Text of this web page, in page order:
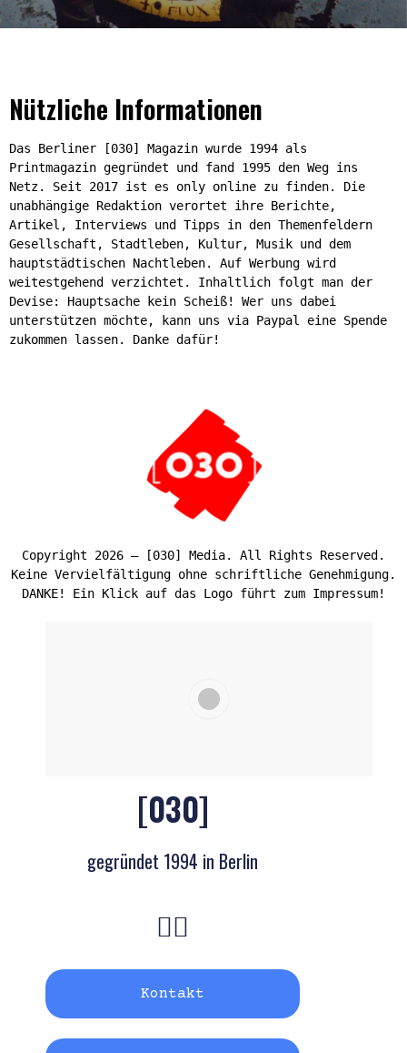
Nützliche Informationen
Das Berliner [030] Magazin wurde 1994 als
Printmagazin gegründet und fand 1995 den Weg ins
Netz. Seit 2017 ist es only online zu finden. Die
unabhängige Redaktion verortet ihre Berichte,
Artikel, Interviews und Tipps in den Themenfeldern
Gesellschaft, Stadtleben, Kultur, Musik und dem
hauptstädtischen Nachtleben. Auf Werbung wird
weitestgehend verzichtet. Inhaltlich folgt man der
Devise: Hauptsache kein Scheiß! Wer uns dabei
unterstützen möchte, kann uns via Paypal eine Spende
zukommen lassen. Danke dafür!
Copyright 2026 – [030] Media. All Rights Reserved.
Keine Vervielfältigung ohne schriftliche Genehmigung.
DANKE! Ein Klick auf das Logo führt zum Impressum!
[030]
gegründet 1994 in Berlin
Kontakt